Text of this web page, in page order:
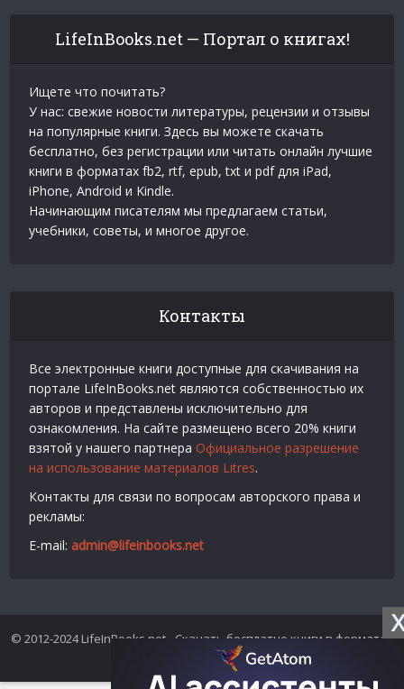
LifeInBooks.net — Портал о книгах!
Ищете что почитать?
У нас: свежие новости литературы, рецензии и отзывы
на популярные книги. Здесь вы можете скачать
бесплатно, без регистрации или читать онлайн лучшие
книги в форматах fb2, rtf, epub, txt и pdf для iPad,
iPhone, Android и Kindle.
Начинающим писателям мы предлагаем статьи,
учебники, советы, и многое другое.
Контакты
Все электронные книги доступные для скачивания на
портале LifeInBooks.net являются собственностью их
авторов и представлены исключительно для
ознакомления. На сайте размещено всего 20% книги
взятой у нашего партнера Официальное разрешение
на использование материалов Litres.
Контакты для связи по вопросам авторского права и
рекламы:
E-mail: admin@lifeinbooks.net
© 2012-2024 LifeInBooks.net - Скачать бесплатно книги в форматах
fb2, epub, pdf, txt, rtf.
X